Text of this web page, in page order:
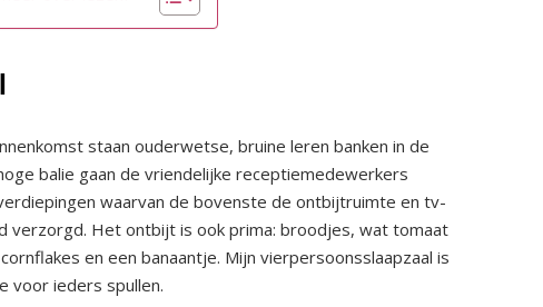
staan ouderwetse, bruine leren banken in de
balie gaan de vriendelijke receptiemedewerkers
waarvan de bovenste de ontbijtruimte en tv-
verzorgd. Het ontbijt is ook prima: broodjes, wat tomaat
en een banaantje. Mijn vierpersoonsslaapzaal is
voor ieders spullen.